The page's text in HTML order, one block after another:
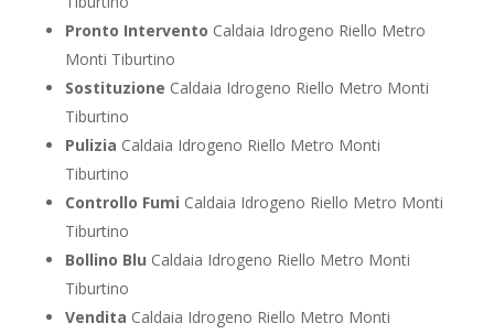
Pronto Intervento Caldaia Idrogeno Riello Metro
Monti Tiburtino
Sostituzione Caldaia Idrogeno Riello Metro Monti
Tiburtino
Pulizia Caldaia Idrogeno Riello Metro Monti
Tiburtino
Controllo Fumi Caldaia Idrogeno Riello Metro Monti
Tiburtino
Bollino Blu Caldaia Idrogeno Riello Metro Monti
Tiburtino
Vendita Caldaia Idrogeno Riello Metro Monti